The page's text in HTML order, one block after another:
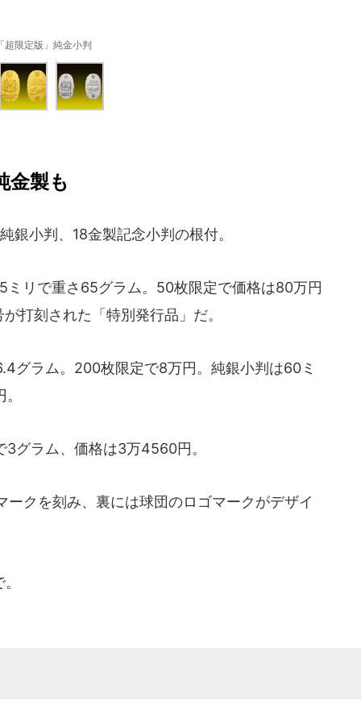
超限定版」純金小判
金製も
小判、18金製記念小判の根付。
リで重さ65グラム。50枚限定で価格は80万円
打刻された「特別発行品」だ。
ラム。200枚限定で8万円。純銀小判は60ミ
グラム、価格は3万4560円。
クを刻み、裏には球団のロゴマークがデザイ